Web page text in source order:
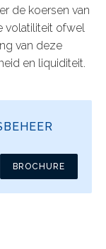
de koersen van
volatiliteit ofwel
van deze
en liquiditeit.
BROCHURE